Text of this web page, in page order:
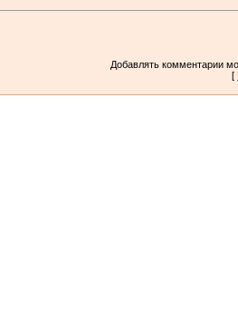
Добавлять комментарии
[